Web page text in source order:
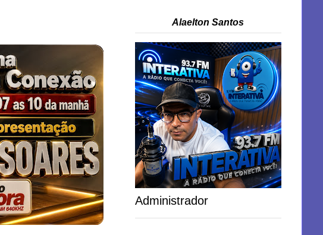
Alaelton Santos
Administrador